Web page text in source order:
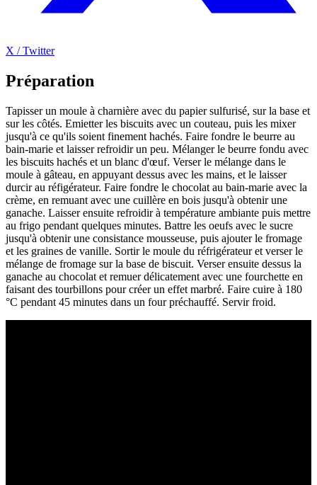
X / Twitter
Préparation
Tapisser un moule à charnière avec du papier sulfurisé, sur la base et
sur les côtés. Emietter les biscuits avec un couteau, puis les mixer
jusqu'à ce qu'ils soient finement hachés. Faire fondre le beurre au
bain-marie et laisser refroidir un peu. Mélanger le beurre fondu avec
les biscuits hachés et un blanc d'œuf. Verser le mélange dans le
moule à gâteau, en appuyant dessus avec les mains, et le laisser
durcir au réfigérateur. Faire fondre le chocolat au bain-marie avec la
crème, en remuant avec une cuillère en bois jusqu'à obtenir une
ganache. Laisser ensuite refroidir à température ambiante puis mettre
au frigo pendant quelques minutes. Battre les oeufs avec le sucre
jusqu'à obtenir une consistance mousseuse, puis ajouter le fromage
et les graines de vanille. Sortir le moule du réfrigérateur et verser le
mélange de fromage sur la base de biscuit. Verser ensuite dessus la
ganache au chocolat et remuer délicatement avec une fourchette en
faisant des tourbillons pour créer un effet marbré. Faire cuire à 180
°C pendant 45 minutes dans un four préchauffé. Servir froid.